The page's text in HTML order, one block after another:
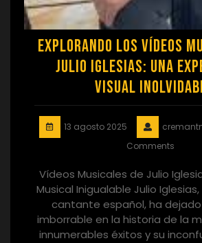
Explorando los Vídeos
Julio Iglesias: Una
Visual
13 agosto 2025
Comments
Vídeos Musicales de Julio
Musical Inigualable Julio
cantante español, ha
imborrable en la historia de la
innumerables éxitos y su